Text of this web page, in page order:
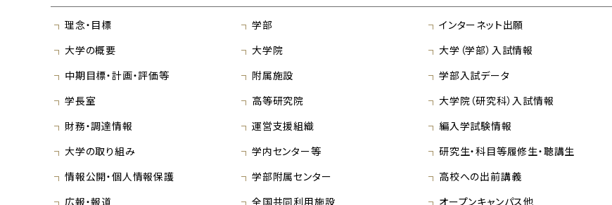
理念・目標
大学の概要
中期目標・計画・評価等
学長室
財務・調達情報
大学の取り組み
情報公開・個人情報保護
広報・報道
学部
大学院
附属施設
高等研究院
運営支援組織
学内センター等
学部附属センター
全国共同利用施設
インターネット出願
大学（学部）入試情報
学部入試データ
大学院（研究科）入試情報
編入学試験情報
研究生・科目等履修生・聴講生
高校への出前講義
オープンキャンパス他